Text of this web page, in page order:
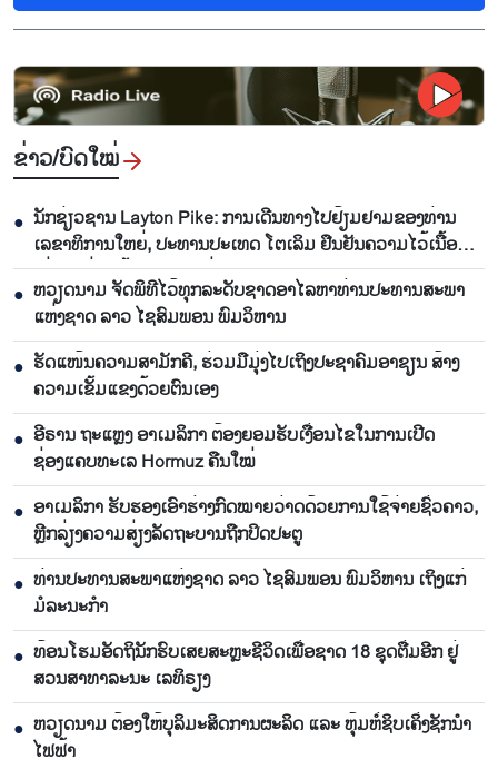
ຂ່າວ/ບົດ​ໃໝ່
● ນັກຊ່ຽວຊານ Layton Pike: ການເດີນທາງໄປຢ້ຽມຢາມຂອງທ່ານ
ເລຂາທິການໃຫຍ່, ປະທານປະເທດ ໂຕເລິມ ຢືນຢັນຄວາມໄວ້ເນື້ອ
ເຊື່ອໃຈທີ່ນັບມື້ນັບສູງລະຫວ່າງ ຫວຽດນາມ ແລະ ອົດສະຕາລີ
● ຫວຽດນາມ ຈັດພິທີໄວ້ທຸກລະດັບຊາດອາໄລຫາທ່ານປະທານສະພາ
ແຫ່ງຊາດ ລາວ ໄຊສົມພອນ ພົມວິຫານ
● ຮັດແໜ້ນຄວາມສາມັກຄີ, ຮ່ວມມືມຸ່ງໄປເຖິງປະຊາຄົມອາຊຽນ ສ້າງ
ຄວາມເຂັ້ມແຂງດ້ວຍຕົນເອງ
● ອີຣານ ຖະແຫຼງ ອາເມລິກາ ຕ້ອງຍອມຮັບເງື່ອນໄຂໃນການເປີດ
ຊ່ອງແຄບທະເລ Hormuz ຄືນໃໝ່
● ອາເມລິກາ ຮັບຮອງເອົາຮ່າງກົດໝາຍວ່າດດ້ວຍການໃຊ້ຈ່າຍຊົ່ວຄາວ,
ຫຼີກລ່ຽງຄວາມສ່ຽງລັດຖະບານຖືກປິດປະຕູ
● ທ່ານປະທານສະພາແຫ່ງຊາດ ລາວ ໄຊສົມພອນ ພົມວິຫານ ເຖິງແກ່
ມໍລະນະກຳ
● ທ້ອນໂຮມອັດຖິນັກຮົບເສຍສະຫຼະຊີວິດເພື່ອຊາດ 18 ຊຸດຕື່ມອີກ ຢູ່
ສວນສາທາລະນະ ເລທິຣຽງ
● ຫວຽດນາມ ຕ້ອງໃຫ້ບຸລິມະສິດການຜະລິດ ແລະ ຫຸ້ມຫໍ່ຊິບເຄິ່ງຊັກນຳ
ໄຟຟ້າ